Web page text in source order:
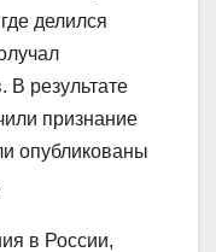
делился
В результате
признание
опубликованы
в России,